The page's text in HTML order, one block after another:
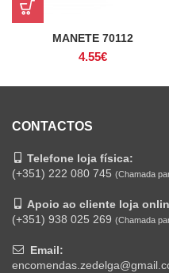
MANETE 70112
4.55€
CONTACTOS
Telefone loja física:
(+351) 222 080 745 (Chamada
Apoio ao cliente loja
(+351) 938 025 269 (Chamada
Email: